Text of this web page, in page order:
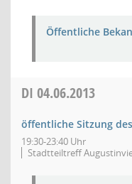
Öffentliche
DI 04.06.2013
öffentliche Sitzung
19:30-23:40 Uhr
Stadtteiltreff